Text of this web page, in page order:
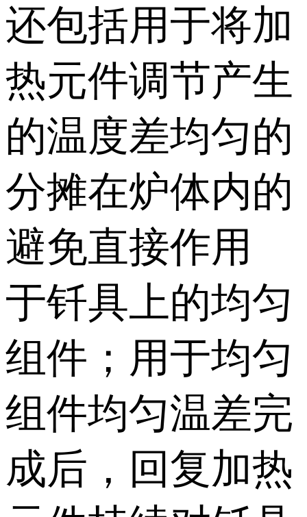
还包括用于将加
热元件调节产生
的温度差均匀的
分摊在炉体内的
避免直接作用
于钎具上的均匀
组件；用于均匀
组件均匀温差完
成后，回复加热